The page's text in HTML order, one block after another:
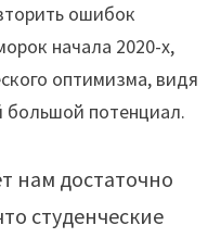
ошибок
начала 2020-х,
оптимизма, видя
большой потенциал.
нам достаточно
студенческие